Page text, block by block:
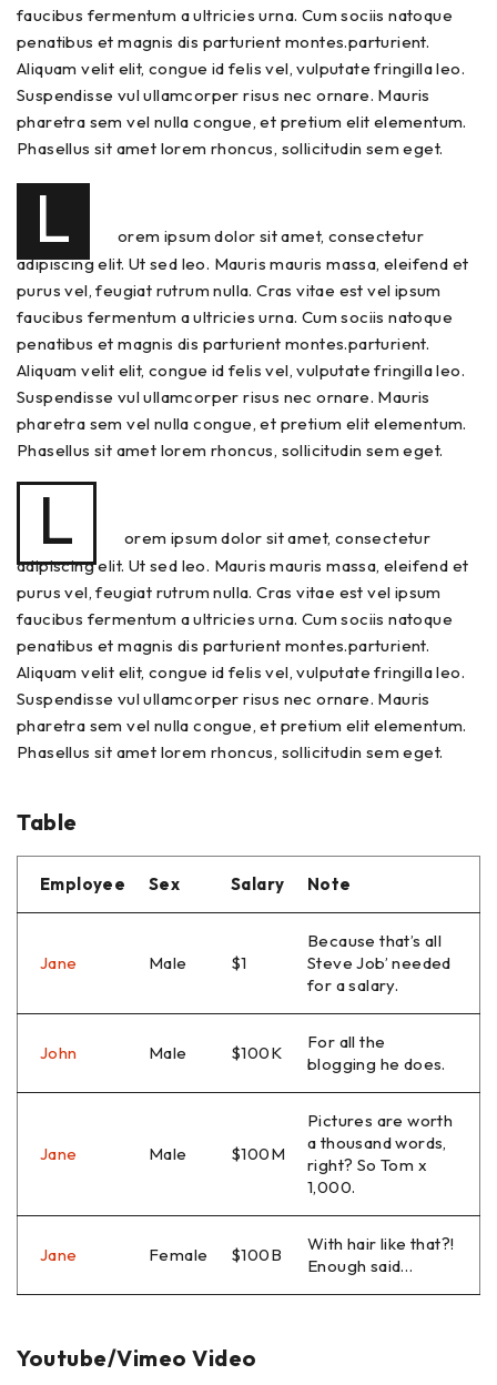
faucibus fermentum a ultricies urna. Cum sociis natoque
penatibus et magnis dis parturient montes.parturient.
Aliquam velit elit, congue id felis vel, vulputate fringilla leo.
Suspendisse vul ullamcorper risus nec ornare. Mauris
pharetra sem vel nulla congue, et pretium elit elementum.
Phasellus sit amet lorem rhoncus, sollicitudin sem eget.
L
orem ipsum dolor sit amet, consectetur
adipiscing elit. Ut sed leo. Mauris mauris massa, eleifend et
purus vel, feugiat rutrum nulla. Cras vitae est vel ipsum
faucibus fermentum a ultricies urna. Cum sociis natoque
penatibus et magnis dis parturient montes.parturient.
Aliquam velit elit, congue id felis vel, vulputate fringilla leo.
Suspendisse vul ullamcorper risus nec ornare. Mauris
pharetra sem vel nulla congue, et pretium elit elementum.
Phasellus sit amet lorem rhoncus, sollicitudin sem eget.
L
orem ipsum dolor sit amet, consectetur
adipiscing elit. Ut sed leo. Mauris mauris massa, eleifend et
purus vel, feugiat rutrum nulla. Cras vitae est vel ipsum
faucibus fermentum a ultricies urna. Cum sociis natoque
penatibus et magnis dis parturient montes.parturient.
Aliquam velit elit, congue id felis vel, vulputate fringilla leo.
Suspendisse vul ullamcorper risus nec ornare. Mauris
pharetra sem vel nulla congue, et pretium elit elementum.
Phasellus sit amet lorem rhoncus, sollicitudin sem eget.
Table
Employee Sex Salary Note
Jane Male $1
Because that’s all
Steve Job’ needed
for a salary.
John Male $100K
For all the
blogging he does.
Jane Male $100M
Pictures are worth
a thousand words,
right? So Tom x
1,000.
Jane Female $100B
With hair like that?!
Enough said…
Youtube/Vimeo Video